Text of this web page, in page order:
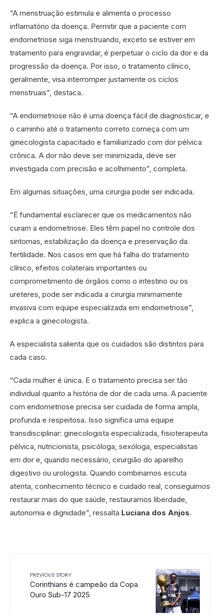
“A menstruação estimula e alimenta o processo
inflamatório da doença. Permitir que a paciente com
endometriose siga menstruando, exceto se estiver em
tratamento para engravidar, é perpetuar o ciclo da dor e da
progressão da doença. Por isso, o tratamento clínico,
geralmente, visa interromper justamente os ciclos
menstruais”, destaca.
“A endometriose não é uma doença fácil de diagnosticar, e
o caminho até o tratamento correto começa com um
ginecologista capacitado e familiarizado com dor pélvica
crônica. A dor não deve ser minimizada, deve ser
investigada com precisão e acolhimento”, completa.
Em algumas situações, uma cirurgia pode ser indicada.
“É fundamental esclarecer que os medicamentos não
curam a endometriose. Eles têm papel no controle dos
sintomas, estabilização da doença e preservação da
fertilidade. Nos casos em que há falha do tratamento
clínico, efeitos colaterais importantes ou
comprometimento de órgãos como o intestino ou os
ureteres, pode ser indicada a cirurgia minimamente
invasiva com equipe especializada em endometriose”,
explica a ginecologista.
A especialista salienta que os cuidados são distintos para
cada caso.
“Cada mulher é única. E o tratamento precisa ser tão
individual quanto a história de dor de cada uma. A paciente
com endometriose precisa ser cuidada de forma ampla,
profunda e respeitosa. Isso significa uma equipe
transdisciplinar: ginecologista especializada, fisioterapeuta
pélvica, nutricionista, psicóloga, sexóloga, especialistas
em dor e, quando necessário, cirurgião do aparelho
digestivo ou urologista. Quando combinamos escuta
atenta, conhecimento técnico e cuidado real, conseguimos
restaurar mais do que saúde, restauramos liberdade,
autonomia e dignidade”, ressalta Luciana dos Anjos.
PREVIOUS STORY
Corinthians é campeão da Copa
Ouro Sub-17 2025